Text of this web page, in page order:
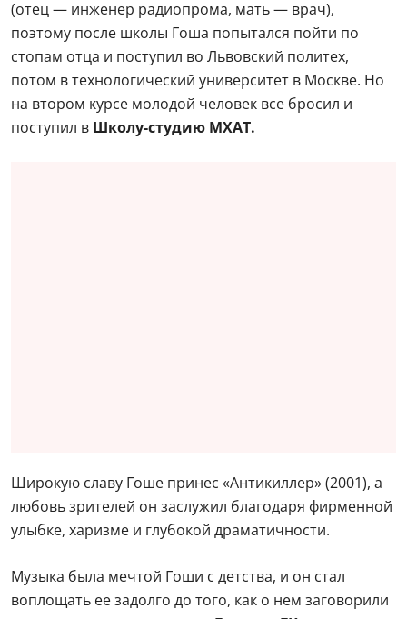
(отец — инженер радиопрома, мать — врач),
поэтому после школы Гоша попытался пойти по
стопам отца и поступил во Львовский политех,
потом в технологический университет в Москве. Но
на втором курсе молодой человек все бросил и
поступил в Школу-студию МХАТ.
Широкую славу Гоше принес «Антикиллер» (2001), а
любовь зрителей он заслужил благодаря фирменной
улыбке, харизме и глубокой драматичности.
Музыка была мечтой Гоши с детства, и он стал
воплощать ее задолго до того, как о нем заговорили